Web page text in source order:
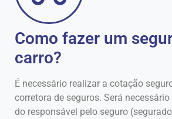
Como fazer um
carro?
É necessário realizar a cotação
corretora de seguros. Será
do responsável pelo seguro